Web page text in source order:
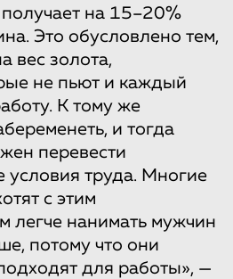
на 15–20%
Это обусловлено тем,
вес золота,
не пьют и каждый
К тому же
и тогда
перевести
условия труда. Многие
с этим
легче нанимать мужчин
потому что они
для работы», —